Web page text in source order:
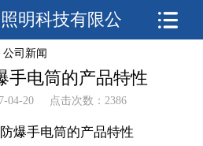
明科技有限公
司
公司新闻
手电筒的产品特性
04-20 点击次数：2386
手电筒的产品特性